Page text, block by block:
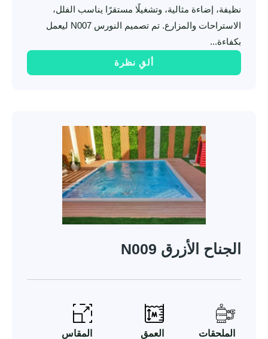
نظيفة، إضاءة مثالية، وتشغيلًا مستقرًا يناسب الفلل،
الاستراحات والمزارع. تم تصميم النورس N007 ليعمل
بكفاءة...
ألقِ نظرة
الجناح الأزرق N009
الملحقات العمق المقاس